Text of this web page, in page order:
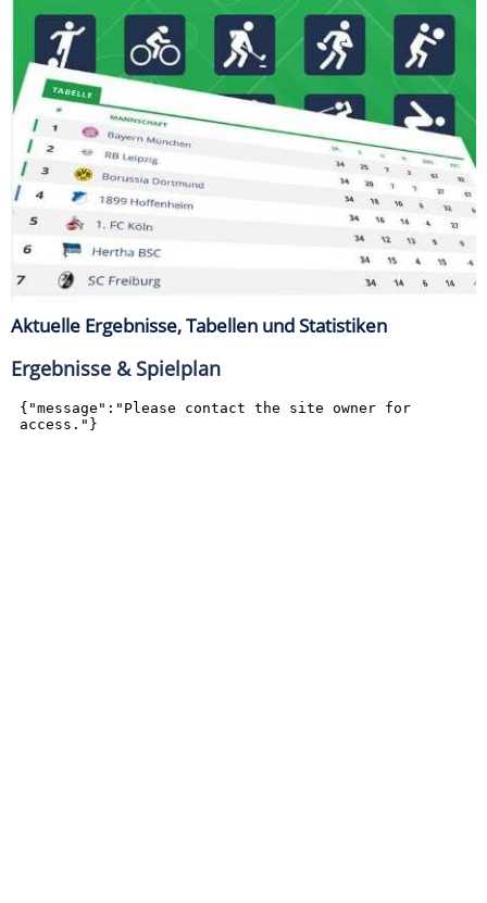
Aktuelle Ergebnisse, Tabellen und Statistiken
Ergebnisse & Spielplan